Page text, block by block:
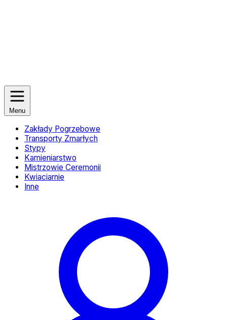
Menu
Zakłady Pogrzebowe
Transporty Zmarłych
Stypy
Kamieniarstwo
Mistrzowie Ceremonii
Kwiaciarnie
Inne